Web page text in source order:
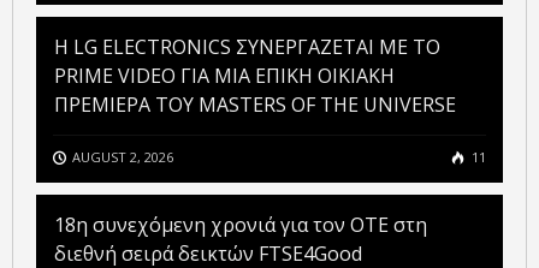
H LG ELECTRONICS ΣΥΝΕΡΓΑΖΕΤΑΙ ΜΕ ΤΟ
PRIME VIDEO ΓΙΑ ΜΙΑ ΕΠΙΚΗ ΟΙΚΙΑΚΗ
ΠΡΕΜΙΕΡΑ ΤΟΥ MASTERS OF THE UNIVERSE
AUGUST 2, 2026 11
18η συνεχόμενη χρονιά για τον ΟΤΕ στη
διεθνή σειρά δεικτών FTSE4Good